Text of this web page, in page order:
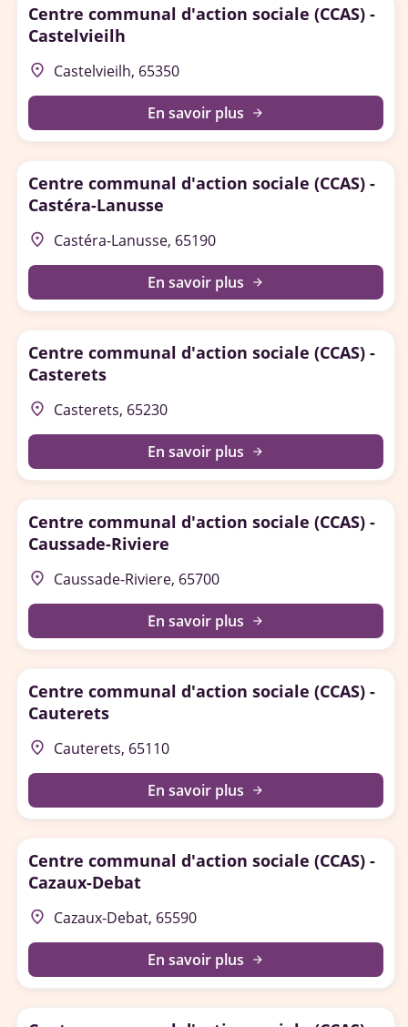
Centre communal d'action sociale (CCAS) -
Castelvieilh
place Castelvieilh, 65350
En savoir plus arrow_forward
Centre communal d'action sociale (CCAS) -
Castéra-Lanusse
place Castéra-Lanusse, 65190
En savoir plus arrow_forward
Centre communal d'action sociale (CCAS) -
Casterets
place Casterets, 65230
En savoir plus arrow_forward
Centre communal d'action sociale (CCAS) -
Caussade-Riviere
place Caussade-Riviere, 65700
En savoir plus arrow_forward
Centre communal d'action sociale (CCAS) -
Cauterets
place Cauterets, 65110
En savoir plus arrow_forward
Centre communal d'action sociale (CCAS) -
Cazaux-Debat
place Cazaux-Debat, 65590
En savoir plus arrow_forward